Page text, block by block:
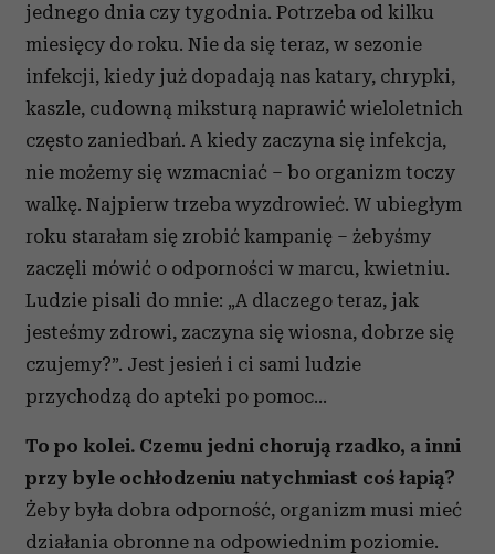
jednego dnia czy tygodnia. Potrzeba od kilku
miesięcy do roku. Nie da się teraz, w sezonie
infekcji, kiedy już dopadają nas katary, chrypki,
kaszle, cudowną miksturą naprawić wieloletnich
często zaniedbań. A kiedy zaczyna się infekcja,
nie możemy się wzmacniać – bo organizm toczy
walkę. Najpierw trzeba wyzdrowieć. W ubiegłym
roku starałam się zrobić kampanię – żebyśmy
zaczęli mówić o odporności w marcu, kwietniu.
Ludzie pisali do mnie: „A dlaczego teraz, jak
jesteśmy zdrowi, zaczyna się wiosna, dobrze się
czujemy?”. Jest jesień i ci sami ludzie
przychodzą do apteki po pomoc…
To po kolei. Czemu jedni chorują rzadko, a inni
przy byle ochłodzeniu natychmiast coś łapią?
Żeby była dobra odporność, organizm musi mieć
działania obronne na odpowiednim poziomie.